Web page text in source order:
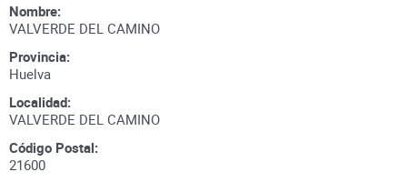
Nombre:
VALVERDE DEL CAMINO
Provincia:
Huelva
Localidad:
VALVERDE DEL CAMINO
Código Postal:
21600